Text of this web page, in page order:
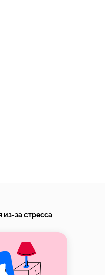
из-за стресса